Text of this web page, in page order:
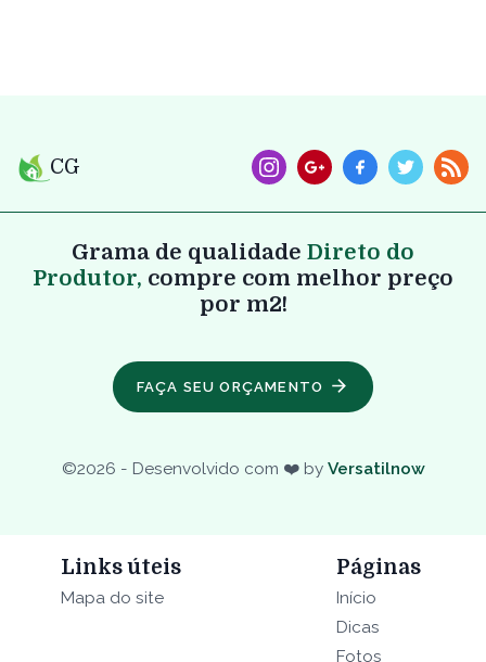
CG
Grama de qualidade Direto do
Produtor, compre com melhor preço
por m2!
FAÇA SEU ORÇAMENTO
©2026 - Desenvolvido com ❤️ by Versatilnow
Links úteis
Mapa do site
Páginas
Início
Dicas
Fotos